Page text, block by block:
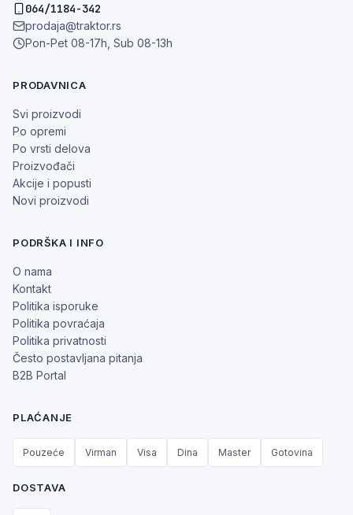
064/1184-342
prodaja@traktor.rs
Pon-Pet 08-17h, Sub 08-13h
PRODAVNICA
Svi proizvodi
Po opremi
Po vrsti delova
Proizvođači
Akcije i popusti
Novi proizvodi
PODRŠKA I INFO
O nama
Kontakt
Politika isporuke
Politika povraćaja
Politika privatnosti
Često postavljana pitanja
B2B Portal
PLAĆANJE
Pouzeće Virman Visa Dina Master Gotovina
DOSTAVA